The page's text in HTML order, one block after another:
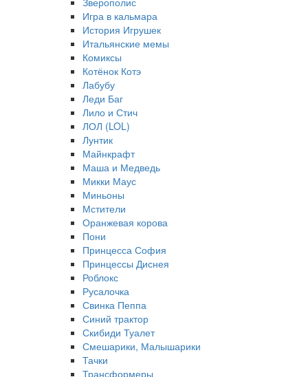
Игра в кальмара
История Игрушек
Итальянские мемы
Комиксы
Котёнок Котэ
Лабубу
Леди Баг
Лило и Стич
ЛОЛ (LOL)
Лунтик
Майнкрафт
Маша и Медведь
Микки Маус
Миньоны
Мстители
Оранжевая корова
Пони
Принцесса София
Принцессы Диснея
Роблокс
Русалочка
Свинка Пеппа
Синий трактор
Скибиди Туалет
Смешарики, Малышарики
Тачки
Трансформеры